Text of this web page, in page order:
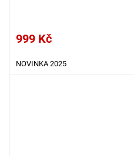
999 Kč
NOVINKA 2025